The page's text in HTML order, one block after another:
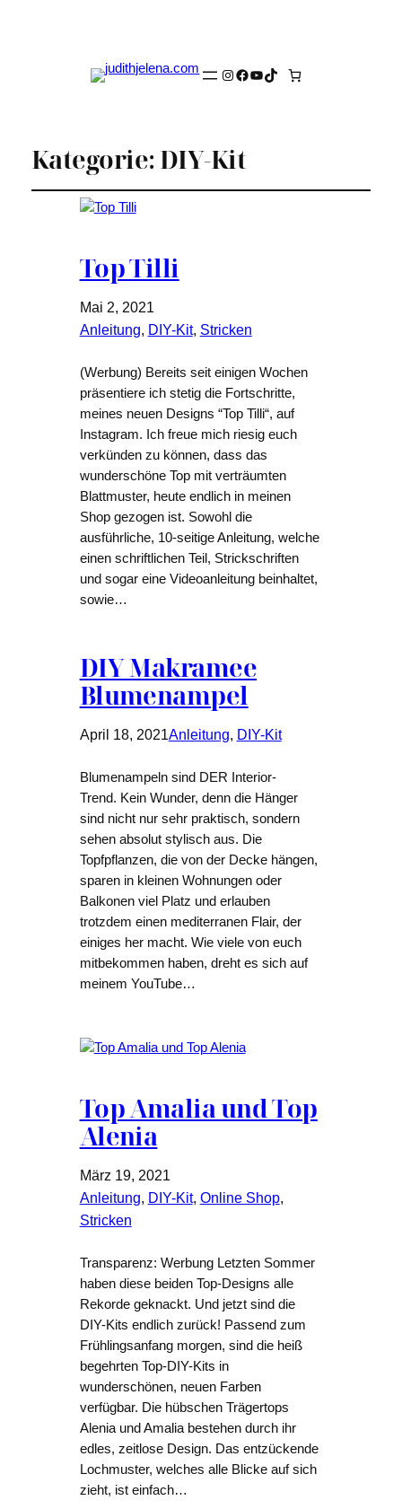
Instagram
Facebook
YouTube
TikTok
Kategorie: DIY-Kit
Top Tilli
Mai 2, 2021
Anleitung, DIY-Kit, Stricken
(Werbung) Bereits seit einigen Wochen
präsentiere ich stetig die Fortschritte,
meines neuen Designs “Top Tilli“, auf
Instagram. Ich freue mich riesig euch
verkünden zu können, dass das
wunderschöne Top mit verträumten
Blattmuster, heute endlich in meinen
Shop gezogen ist. Sowohl die
ausführliche, 10-seitige Anleitung, welche
einen schriftlichen Teil, Strickschriften
und sogar eine Videoanleitung beinhaltet,
sowie…
DIY Makramee
Blumenampel
April 18, 2021Anleitung, DIY-Kit
Blumenampeln sind DER Interior-
Trend. Kein Wunder, denn die Hänger
sind nicht nur sehr praktisch, sondern
sehen absolut stylisch aus. Die
Topfpflanzen, die von der Decke hängen,
sparen in kleinen Wohnungen oder
Balkonen viel Platz und erlauben
trotzdem einen mediterranen Flair, der
einiges her macht. Wie viele von euch
mitbekommen haben, dreht es sich auf
meinem YouTube…
Top Amalia und Top
Alenia
März 19, 2021
Anleitung, DIY-Kit, Online Shop
Stricken
Transparenz: Werbung Letzten Sommer
haben diese beiden Top-Designs alle
Rekorde geknackt. Und jetzt sind die
DIY-Kits endlich zurück! Passend zum
Frühlingsanfang morgen, sind die heiß
begehrten Top-DIY-Kits in
wunderschönen, neuen Farben
verfügbar. Die hübschen Trägertops
Alenia und Amalia bestehen durch ihr
edles, zeitlose Design. Das entzückende
Lochmuster, welches alle Blicke auf sich
zieht, ist einfach…